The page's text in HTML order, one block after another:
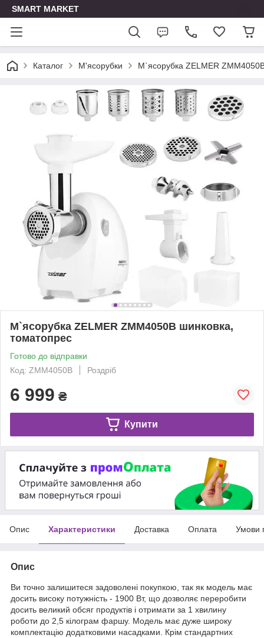
SMART MARKET
Каталог М'ясорубки М`ясорубка ZELMER
М`ясорубка ZELMER ZMM4050B шинковка,
томатопрес
Готово до відправки
Код: ZMM4050B
Роздріб
6 999 ₴
Купити
Опис Характеристики Доставка Оплата Умови
Опис
Ви точно залишитеся задоволені покупкою, так як модель має
досить високу потужність - 1900 Вт, що дозволяє переробити
досить великий обсяг продуктів і отримати за 1 хвилину
роботи до 2,5 кілограм фаршу. Модель має дуже широку
комплектацію додатковими насадками. Крім стандартних